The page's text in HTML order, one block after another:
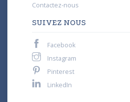
Contactez-nous
SUIVEZ NOUS
Facebook
Instagram
Pinterest
LinkedIn